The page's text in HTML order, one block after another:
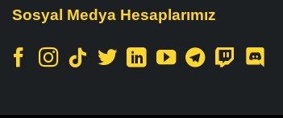
Sosyal Medya Hesaplarımız